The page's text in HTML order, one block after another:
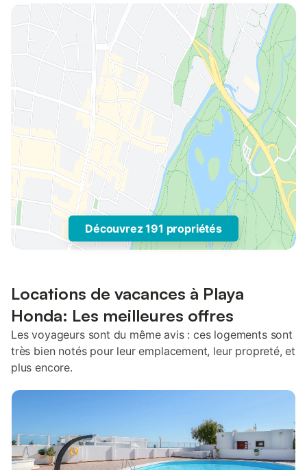
Découvrez 191 propriétés
Locations de vacances à Playa
Honda: Les meilleures offres
Les voyageurs sont du même avis : ces logements sont
très bien notés pour leur emplacement, leur propreté, et
plus encore.